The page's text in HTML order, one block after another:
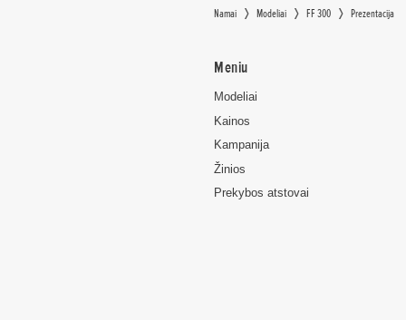
Namai Modeliai FF 300 Prezentacija
Meniu
Modeliai
Kainos
Kampanija
Žinios
Prekybos atstovai